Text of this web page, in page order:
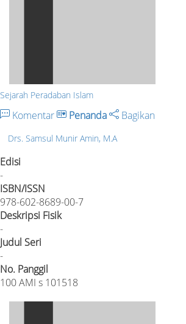
Sejarah Peradaban Islam
Komentar Penanda Bagikan
Drs. Samsul Munir Amin, M.A
Edisi
-
ISBN/ISSN
978-602-8689-00-7
Deskripsi Fisik
-
Judul Seri
-
No. Panggil
100 AMI s 101518